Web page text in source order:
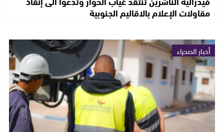
مقاولات الإعلام بالاقاليم الجنوبية
أخبار الصحراء